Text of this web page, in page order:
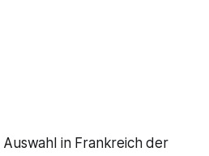
in Frankreich der